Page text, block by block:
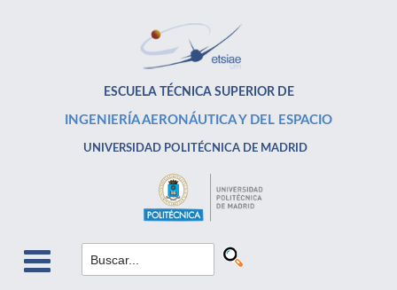
ESCUELA TÉCNICA SUPERIOR DE
INGENIERÍA AERONÁUTICA Y DEL ESPACIO
UNIVERSIDAD POLITÉCNICA DE MADRID